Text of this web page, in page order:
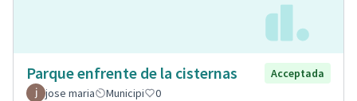
Parque enfrente de la cisternas
Acceptada
jose maria
Municipi 0